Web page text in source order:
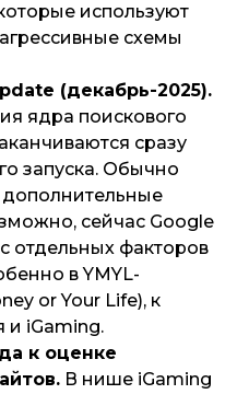
используют
схемы
(декабрь-2025).
ядра поискового
сразу
запуска. Обычно
сейчас Google
отдельных факторов
в YMYL-
or Your Life), к
и iGaming.
к оценке
В нише iGaming